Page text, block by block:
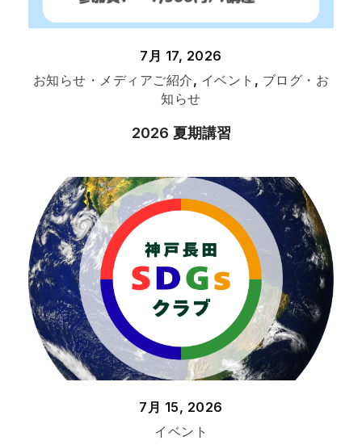
7月 17, 2026
お知らせ・メディアご紹介, イベント , ブログ・お
知らせ
2026 夏期講習
7月 15, 2026
イベント